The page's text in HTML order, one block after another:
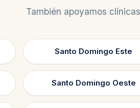
También apoyamos
Santo Domingo Este
Santo Domingo Oeste